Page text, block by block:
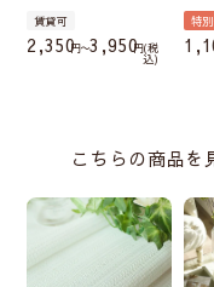
賃貸可
2,350 〜3,950 税
込
特
こちらの商品を